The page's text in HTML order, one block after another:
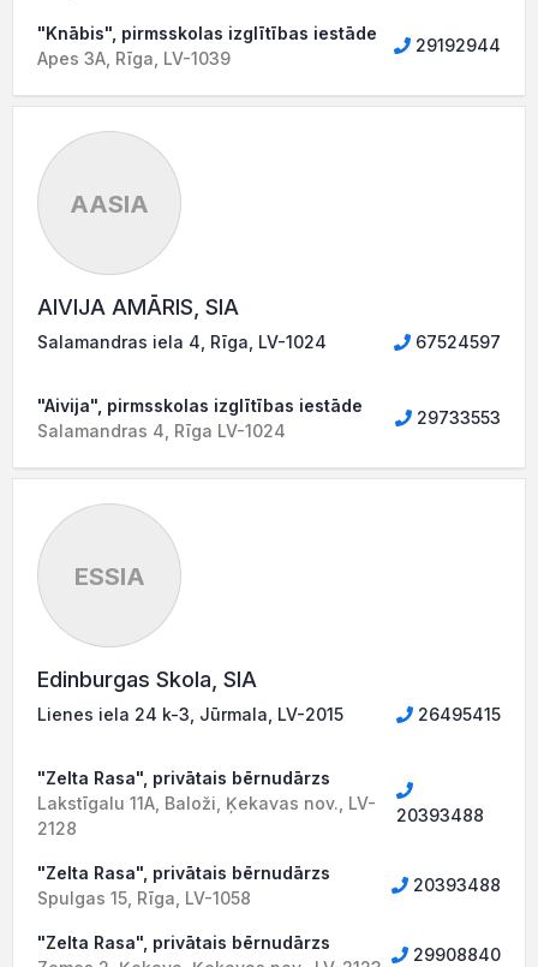
"Knābis", pirmsskolas izglītības iestāde
Apes 3A, Rīga, LV-1039
29192944
AASIA
AIVIJA AMĀRIS, SIA
Salamandras iela 4, Rīga, LV-1024 67524597
"Aivija", pirmsskolas izglītības iestāde
Salamandras 4, Rīga LV-1024
29733553
ESSIA
Edinburgas Skola, SIA
Lienes iela 24 k-3, Jūrmala, LV-2015 26495415
"Zelta Rasa", privātais bērnudārzs
Lakstīgalu 11A, Baloži, Ķekavas nov., LV-
2128
20393488
"Zelta Rasa", privātais bērnudārzs
Spulgas 15, Rīga, LV-1058
20393488
"Zelta Rasa", privātais bērnudārzs
29908840